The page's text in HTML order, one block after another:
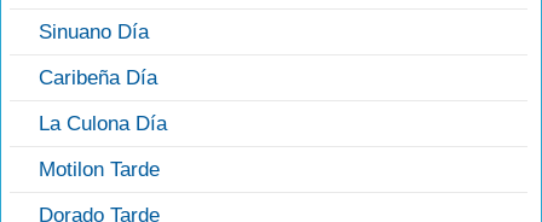
Sinuano Día
Caribeña Día
La Culona Día
Motilon Tarde
Dorado Tarde